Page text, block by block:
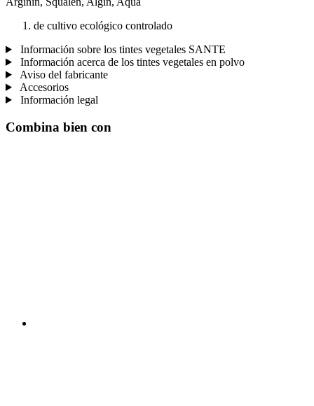
de cultivo ecológico controlado
Información sobre los tintes vegetales SANTE
Información acerca de los tintes vegetales en polvo
Aviso del fabricante
Accesorios
Información legal
Combina bien con